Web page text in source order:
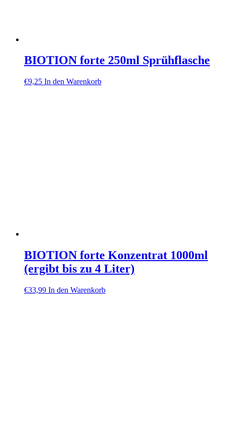
BIOTION forte 250ml Sprühflasche
€9,25 In den Warenkorb
BIOTION forte Konzentrat 1000ml
(ergibt bis zu 4 Liter)
€33,99 In den Warenkorb